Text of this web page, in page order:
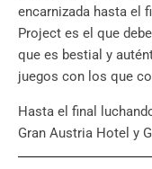
encarnizada hasta el
Project es el que
que es bestial y
juegos con los que
Hasta el final
Gran Austria Hotel y